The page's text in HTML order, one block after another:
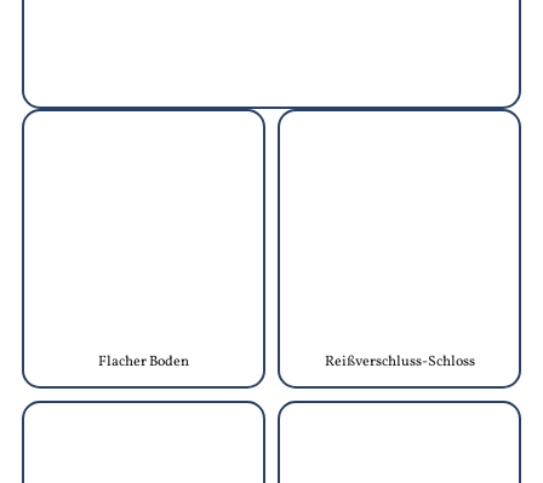
Flacher Boden Reißverschluss-Schloss